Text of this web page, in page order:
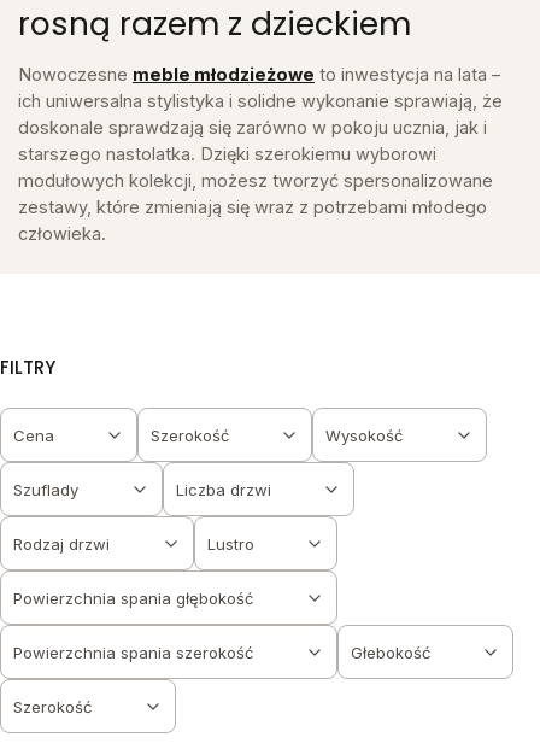
rosną razem z dzieckiem
Nowoczesne meble młodzieżowe to inwestycja na lata –
ich uniwersalna stylistyka i solidne wykonanie sprawiają, że
doskonale sprawdzają się zarówno w pokoju ucznia, jak i
starszego nastolatka. Dzięki szerokiemu wyborowi
modułowych kolekcji, możesz tworzyć spersonalizowane
zestawy, które zmieniają się wraz z potrzebami młodego
człowieka.
FILTRY
Cena Szerokość Wysokość
Szuflady Liczba drzwi
Rodzaj drzwi Lustro
Powierzchnia spania głębokość
Powierzchnia spania szerokość Głebokość
Szerokość